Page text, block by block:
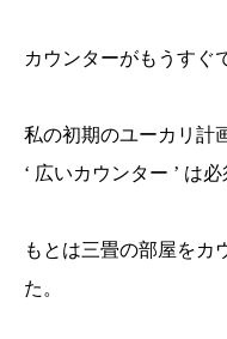
カウンターがもうすぐ
私の初期のユーカリ計
‘ 広いカウンター ’ は
もとは三畳の部屋をカ
た。